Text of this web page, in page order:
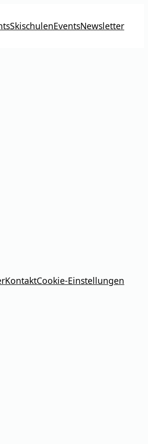
SkischulenEventsNewsletter
KontaktCookie-Einstellungen